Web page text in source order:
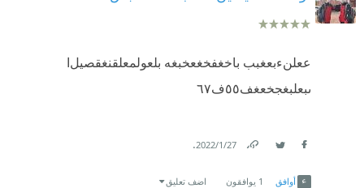
ععلنءبعغبب باخغفخغعخبغه بلعولمعلقنغقصيلا
ىبعلبغجخعغف٥٥ف٧
٦
27‏/1‏/2022
.
أوافق 1 يوافقون اضف تعليق